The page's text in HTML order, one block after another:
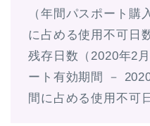
（年間パスポート購
に占める使用不可日
残存日数（2020年2
ート有効期間 －
間に占める使用不可